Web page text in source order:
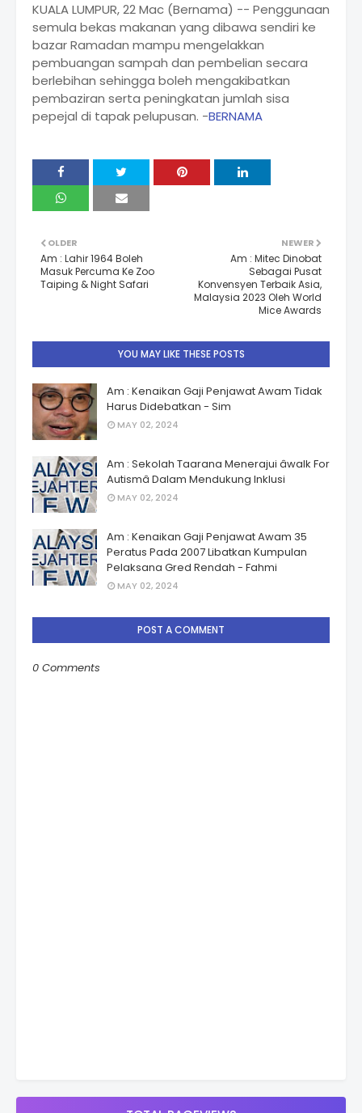
KUALA LUMPUR, 22 Mac (Bernama) -- Penggunaan
semula bekas makanan yang dibawa sendiri ke
bazar Ramadan mampu mengelakkan
pembuangan sampah dan pembelian secara
berlebihan sehingga boleh mengakibatkan
pembaziran serta peningkatan jumlah sisa
pepejal di tapak pelupusan. -BERNAMA
NEWER
Am : Mitec Dinobat
Sebagai Pusat
Konvensyen Terbaik Asia,
Malaysia 2023 Oleh World
Mice Awards
OLDER
Am : Lahir 1964 Boleh
Masuk Percuma Ke Zoo
Taiping & Night Safari
YOU MAY LIKE THESE POSTS
Am : Kenaikan Gaji Penjawat Awam Tidak
Harus Didebatkan - Sim
MAY 02, 2024
Am : Sekolah Taarana Menerajui âwalk For
Autismâ Dalam Mendukung Inklusi
MAY 02, 2024
Am : Kenaikan Gaji Penjawat Awam 35
Peratus Pada 2007 Libatkan Kumpulan
Pelaksana Gred Rendah - Fahmi
MAY 02, 2024
POST A COMMENT
0 Comments